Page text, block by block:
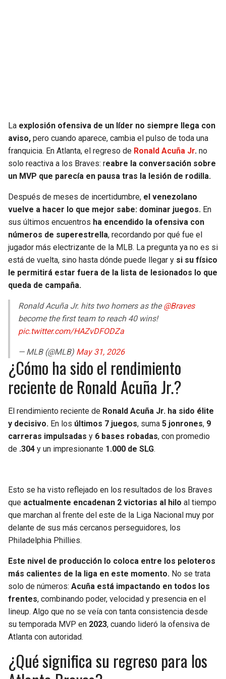
VIKINGS
FALCONS
PANTHERS
SAINTS
THUNDER
TRAIL BLAZERS
JAZZ
La explosión ofensiva de un líder no siempre llega con
aviso, pero cuando aparece, cambia el pulso de toda una
franquicia. En Atlanta, el regreso de Ronald Acuña Jr. no
solo reactiva a los Braves: reabre la conversación sobre
un MVP que parecía en pausa tras la lesión de rodilla.
Después de meses de incertidumbre, el venezolano
vuelve a hacer lo que mejor sabe: dominar juegos. En
sus últimos encuentros ha encendido la ofensiva con
números de superestrella, recordando por qué fue el
jugador más electrizante de la MLB. La pregunta ya no es si
está de vuelta, sino hasta dónde puede llegar y si su físico
le permitirá estar fuera de la lista de lesionados lo que
queda de campaña.
Ronald Acuña Jr. hits two homers as the@Braves
become the first team to reach 40 wins!
pic.twitter.com/HAZvDFODZa
— MLB (@MLB) May 31, 2026
¿Cómo ha sido el rendimiento
reciente de Ronald Acuña Jr.?
El rendimiento reciente de Ronald Acuña Jr. ha sido élite
y decisivo. En los últimos 7 juegos, suma 5 jonrones, 9
carreras impulsadas y 6 bases robadas, con promedio
de .304 y un impresionante 1.000 de SLG.
Esto se ha visto reflejado en los resultados de los Braves
que actualmente encadenan 2 victorias al hilo al tiempo
que marchan al frente del este de la Liga Nacional muy por
delante de sus más cercanos perseguidores, los
Philadelphia Phillies.
Este nivel de producción lo coloca entre los peloteros
más calientes de la liga en este momento. No se trata
solo de números: Acuña está impactando en todos los
frentes, combinando poder, velocidad y presencia en el
lineup. Algo que no se veía con tanta consistencia desde
su temporada MVP en 2023, cuando lideró la ofensiva de
Atlanta con autoridad.
¿Qué significa su regreso para los